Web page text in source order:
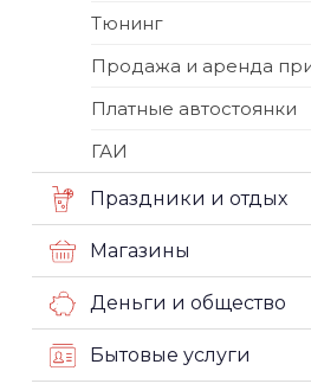
Тюнинг
Продажа и аренда
Платные автостоянки
ГАИ
Праздники и отдых
Магазины
Деньги и общество
Бытовые услуги